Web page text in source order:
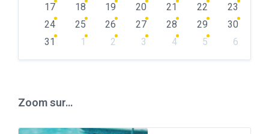
17
18 19 20 21 22
23
24
25 26 27 28 29
30
31
1 2 3 4 5
6
Zoom sur…